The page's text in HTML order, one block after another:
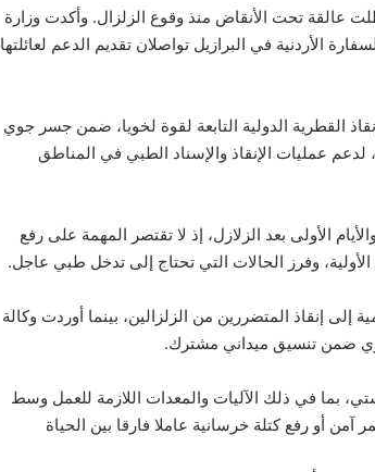
عالقة تحت الأنقاض منذ وقوع الزلزال. وأكدت وزارة
الأردنية في البرازيل تواصلان تقديم الدعم لعائلتها
القطرية الدولية التابعة لقوة لخويا، ضمن جسر جوي
عمليات الإنقاذ والإسناد الطبي في المناطق
الأولى بعد الزلازل، إذ لا تقتصر المهمة على رفع
وفرز الحالات التي تحتاج إلى تدخل طبي عاجل.
إنقاذ المتضررين من الزلزالين، بينما أوردت وكالة
ضمن تنسيق ميداني مشترك.
بما في ذلك الآليات والمعدات اللازمة للعمل وسط
أو رفع كتلة خرسانية عاملا فارقا بين الحياة